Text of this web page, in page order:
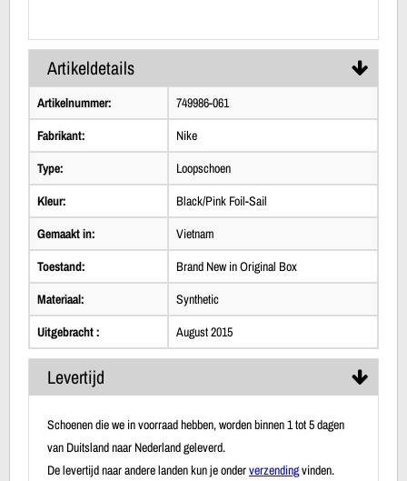
Artikeldetails
Artikelnummer:
749986-061
Fabrikant:
Nike
Type:
Loopschoen
Kleur:
Black/Pink Foil-Sail
Gemaakt in:
Vietnam
Toestand:
Brand New in Original Box
Materiaal:
Synthetic
Uitgebracht :
August 2015
Levertijd
Schoenen die we in voorraad hebben, worden binnen 1 tot 5 dagen
van Duitsland naar Nederland geleverd.
De levertijd naar andere landen kun je onderverzendingvinden.